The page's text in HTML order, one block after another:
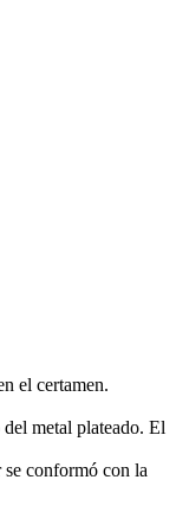
el certamen.
metal plateado. El
se conformó con la